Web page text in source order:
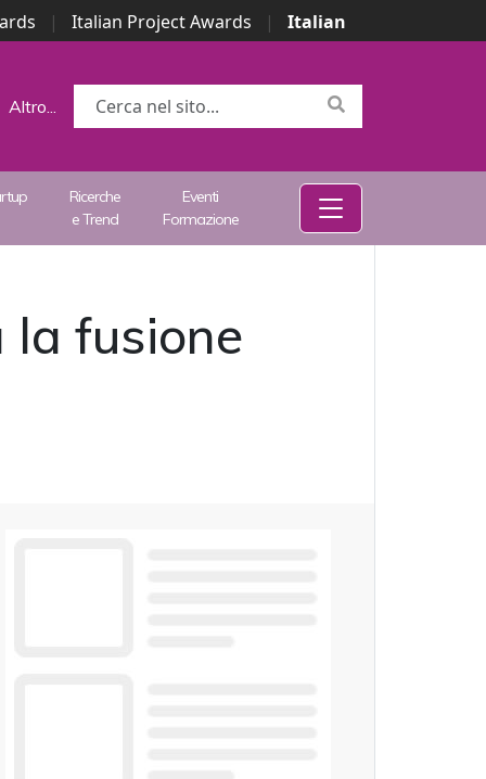
| Italian Project Awards |
Italian
Altro...
Ricerche
e Trend
Eventi
Formazione
la fusione